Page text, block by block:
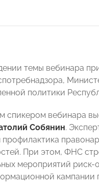
темы вебинара
политики
спикером вебинара
Собянин.
профилактика
При этом, ФНС
мероприятий
кампании